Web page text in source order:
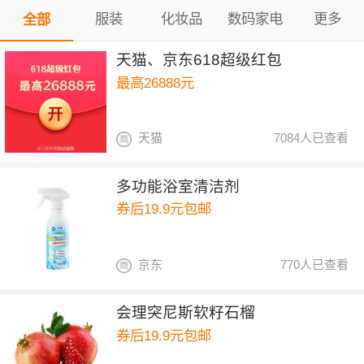
全部 服装 化妆品 数码家电 更多
天猫、京东618超级红包
最高26888元
7084人已查看
天猫
多功能浴室清洁剂
券后19.9元包邮
770人已查看
京东
会理突尼斯软籽石榴
券后19.9元包邮